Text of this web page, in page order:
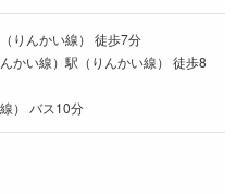
りんかい線） 徒歩7分
かい線）駅（りんかい線） 徒歩8
） バス10分